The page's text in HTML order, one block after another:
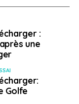
est
la nouvelle
:
une
Golfe